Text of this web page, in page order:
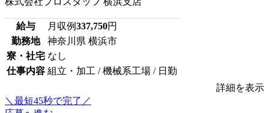
給与 月収例337,750円
勤務地
神奈川県 横浜市
寮・社宅 なし
仕事内容 組立・加工 / 機械系工場 / 日勤
詳細を表示
＼最短45秒で完了／